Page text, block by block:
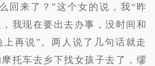
回来了？”这个女的说，我“昨
我现在要出去办事，没时间和
再说”。两人说了几句话就走
托车去乡下找女孩子去了，缪